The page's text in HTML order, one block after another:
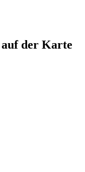
auf der Karte